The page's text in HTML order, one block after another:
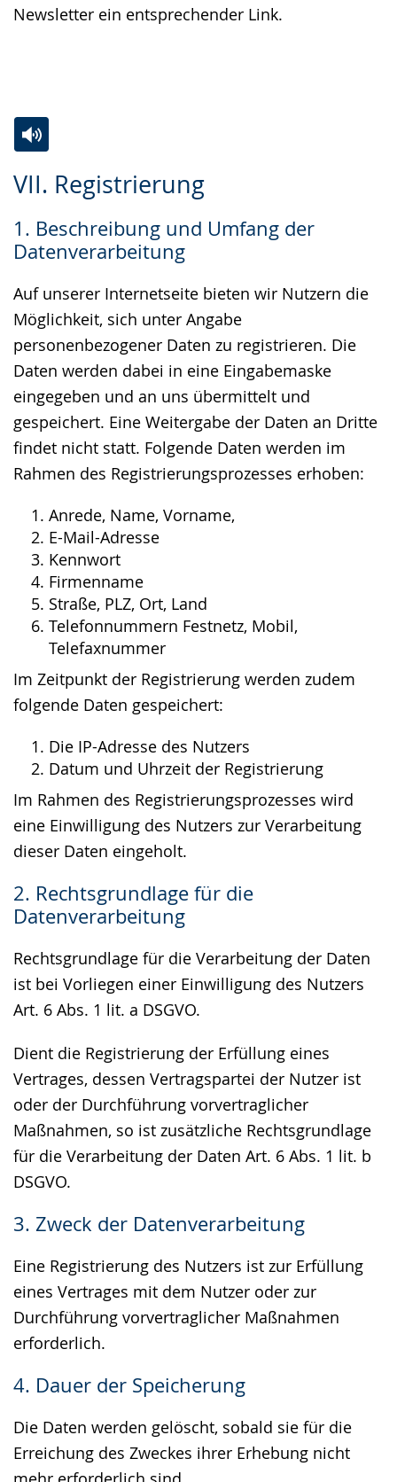
Newsletter ein entsprechender Link.
VII. Registrierung
1. Beschreibung und Umfang der
Datenverarbeitung
Auf unserer Internetseite bieten wir Nutzern die
Möglichkeit, sich unter Angabe
personenbezogener Daten zu registrieren. Die
Daten werden dabei in eine Eingabemaske
eingegeben und an uns übermittelt und
gespeichert. Eine Weitergabe der Daten an Dritte
findet nicht statt. Folgende Daten werden im
Rahmen des Registrierungsprozesses erhoben:
Anrede, Name, Vorname,
E-Mail-Adresse
Kennwort
Firmenname
Straße, PLZ, Ort, Land
Telefonnummern Festnetz, Mobil,
Telefaxnummer
Im Zeitpunkt der Registrierung werden zudem
folgende Daten gespeichert:
Die IP-Adresse des Nutzers
Datum und Uhrzeit der Registrierung
Im Rahmen des Registrierungsprozesses wird
eine Einwilligung des Nutzers zur Verarbeitung
dieser Daten eingeholt.
2. Rechtsgrundlage für die
Datenverarbeitung
Rechtsgrundlage für die Verarbeitung der Daten
ist bei Vorliegen einer Einwilligung des Nutzers
Art. 6 Abs. 1 lit. a DSGVO.
Dient die Registrierung der Erfüllung eines
Vertrages, dessen Vertragspartei der Nutzer ist
oder der Durchführung vorvertraglicher
Maßnahmen, so ist zusätzliche Rechtsgrundlage
für die Verarbeitung der Daten Art. 6 Abs. 1 lit. b
DSGVO.
3. Zweck der Datenverarbeitung
Eine Registrierung des Nutzers ist zur Erfüllung
eines Vertrages mit dem Nutzer oder zur
Durchführung vorvertraglicher Maßnahmen
erforderlich.
4. Dauer der Speicherung
Die Daten werden gelöscht, sobald sie für die
Erreichung des Zweckes ihrer Erhebung nicht
Leichten
wechseln.
Audio-
Video
Deutscher
wird
angezeigt.